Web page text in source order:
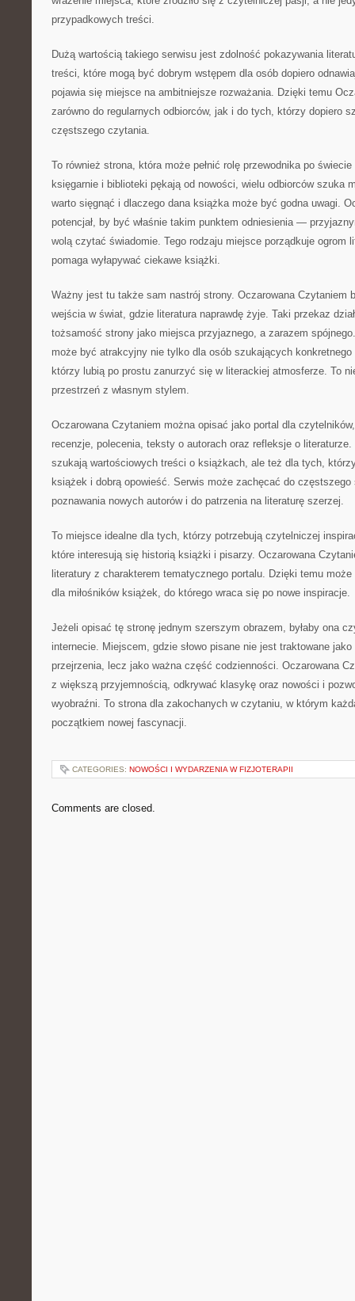
przypadkowych treści.
Dużą wartością takiego serwisu jest zdolność pokazywania
treści, które mogą być dobrym wstępem dla osób dopiero
pojawia się miejsce na ambitniejsze rozważania. Dzięki temu
zarówno do regularnych odbiorców, jak i do tych, którzy dopiero
częstszego czytania.
To również strona, która może pełnić rolę przewodnika po
księgarnie i biblioteki pękają od nowości, wielu odbiorców szuka
warto sięgnąć i dlaczego dana książka może być godna uwagi.
potencjał, by być właśnie takim punktem odniesienia —
wolą czytać świadomie. Tego rodzaju miejsce porządkuje ogrom
pomaga wyłapywać ciekawe książki.
Ważny jest tu także sam nastrój strony. Oczarowana Czytaniem
wejścia w świat, gdzie literatura naprawdę żyje. Taki przekaz
tożsamość strony jako miejsca przyjaznego, a zarazem
może być atrakcyjny nie tylko dla osób szukających
którzy lubią po prostu zanurzyć się w literackiej atmosferze. To
przestrzeń z własnym stylem.
Oczarowana Czytaniem można opisać jako portal dla
recenzje, polecenia, teksty o autorach oraz refleksje o
szukają wartościowych treści o książkach, ale też dla tych,
książek i dobrą opowieść. Serwis może zachęcać do
poznawania nowych autorów i do patrzenia na literaturę szerzej.
To miejsce idealne dla tych, którzy potrzebują czytelniczej
które interesują się historią książki i pisarzy. Oczarowana
literatury z charakterem tematycznego portalu. Dzięki temu
dla miłośników książek, do którego wraca się po nowe inspiracje.
Jeżeli opisać tę stronę jednym szerszym obrazem, byłaby ona
internecie. Miejscem, gdzie słowo pisane nie jest traktowane
przejrzenia, lecz jako ważna część codzienności. Oczarowana
z większą przyjemnością, odkrywać klasykę oraz nowości i
wyobraźni. To strona dla zakochanych w czytaniu, w którym
początkiem nowej fascynacji.
CATEGORIES: NOWOŚCI I WYDARZENIA W FIZJOTERAPII
Comments are closed.